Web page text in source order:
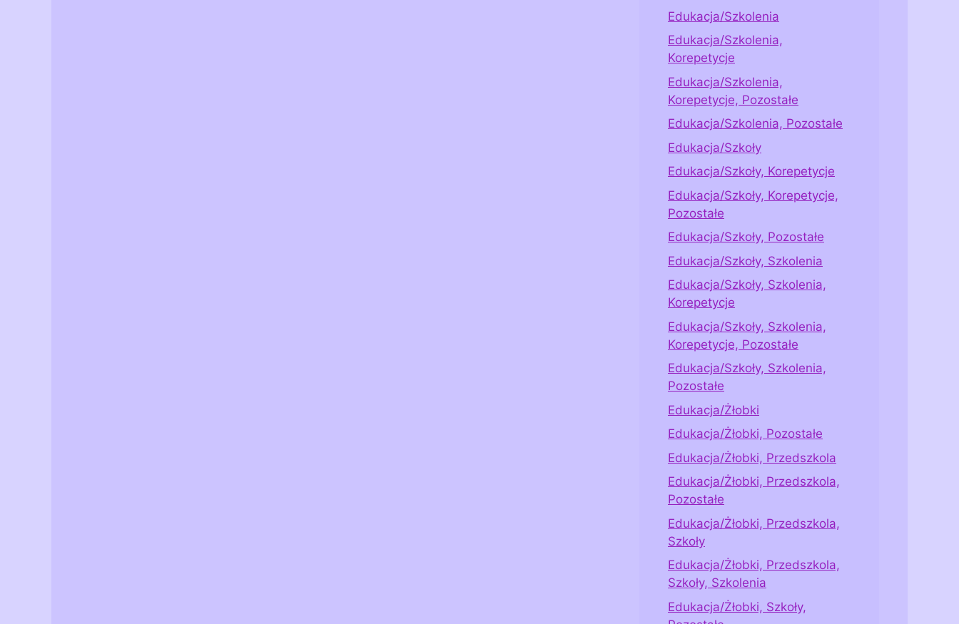
Edukacja/Szkolenia
Edukacja/Szkolenia,
Korepetycje
Edukacja/Szkolenia,
Korepetycje, Pozostałe
Edukacja/Szkolenia, Pozostałe
Edukacja/Szkoły
Edukacja/Szkoły, Korepetycje
Edukacja/Szkoły, Korepetycje,
Pozostałe
Edukacja/Szkoły, Pozostałe
Edukacja/Szkoły, Szkolenia
Edukacja/Szkoły, Szkolenia,
Korepetycje
Edukacja/Szkoły, Szkolenia,
Korepetycje, Pozostałe
Edukacja/Szkoły, Szkolenia,
Pozostałe
Edukacja/Żłobki
Edukacja/Żłobki, Pozostałe
Edukacja/Żłobki, Przedszkola
Edukacja/Żłobki, Przedszkola,
Pozostałe
Edukacja/Żłobki, Przedszkola,
Szkoły
Edukacja/Żłobki, Przedszkola,
Szkoły, Szkolenia
Edukacja/Żłobki, Szkoły,